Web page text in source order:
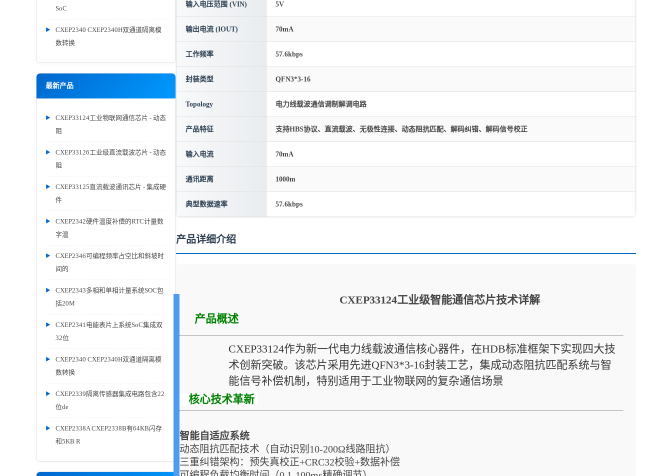
SoC
CXEP2340 CXEP2340H双通道隔离模
数转换
最新产品
CXEP33124工业物联网通信芯片 - 动态
阻
CXEP33126工业级直流载波芯片 - 动态
阻
CXEP33125直流载波通讯芯片 - 集成硬
件
CXEP2342硬件温度补偿的RTC计量数
字温
CXEP2346可编程频率占空比和斜坡时
间的
CXEP2343多相和单相计量系统SOC包
括20M
CXEP2341电能表片上系统SoC集成双
32位
CXEP2340 CXEP2340H双通道隔离模
数转换
CXEP2339隔离传感器集成电路包含22
位de
CXEP2338A CXEP2338B有64KB闪存
和5KB R
输入电压范围 (VIN) 5V
输出电流 (IOUT) 70mA
工作频率 57.6kbps
封装类型 QFN3*3-16
Topology 电力线载波通信调制解调电路
产品特征 支持HBS协议、直流载波、无极性连接、动态阻抗匹配、解码纠错、解码信号校正
输入电流 70mA
通讯距离 1000m
典型数据速率 57.6kbps
产品详细介绍
产品概述
CXEP33124工业级智能通信芯片技术详解
CXEP33124作为新一代电力线载波通信核心器件，在HDB标准框架下实现四大技
术创新突破。该芯片采用先进QFN3*3-16封装工艺，集成动态阻抗匹配系统与智
能信号补偿机制，特别适用于工业物联网的复杂通信场景
核心技术革新
智能自适应系统
动态阻抗匹配技术（自动识别10-200Ω线路阻抗）
三重纠错架构：预失真校正+CRC32校验+数据补偿